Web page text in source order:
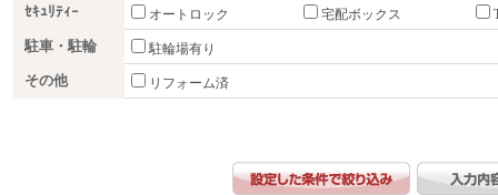
ｾｷｭﾘﾃｨｰ オートロック 宅配ボックス
駐車・駐輪 駐輪場有り
その他 リフォーム済